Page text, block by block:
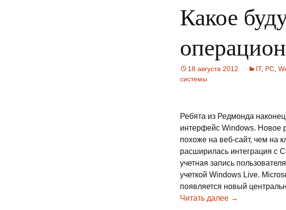
Какое
18 августа 2012 IT, PC
системы
Ребята из Редмонда
интерфейс Windows. Новое
похоже на веб-сайт, чем на
расширилась интеграция с
учетная запись
учеткой Windows Live.
появляется новый
Читать далее Какое
→